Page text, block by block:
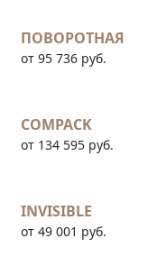
ПОВОРОТНАЯ
от 95 736 руб.
COMPACK
от 134 595 руб.
INVISIBLE
от 49 001 руб.